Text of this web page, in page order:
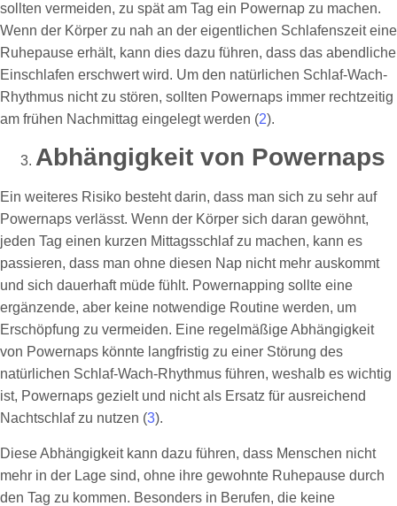
sollten vermeiden, zu spät am Tag ein Powernap zu machen.
Wenn der Körper zu nah an der eigentlichen Schlafenszeit eine
Ruhepause erhält, kann dies dazu führen, dass das abendliche
Einschlafen erschwert wird. Um den natürlichen Schlaf-Wach-
Rhythmus nicht zu stören, sollten Powernaps immer rechtzeitig
am frühen Nachmittag eingelegt werden (2).
Abhängigkeit von Powernaps
Ein weiteres Risiko besteht darin, dass man sich zu sehr auf
Powernaps verlässt. Wenn der Körper sich daran gewöhnt,
jeden Tag einen kurzen Mittagsschlaf zu machen, kann es
passieren, dass man ohne diesen Nap nicht mehr auskommt
und sich dauerhaft müde fühlt. Powernapping sollte eine
ergänzende, aber keine notwendige Routine werden, um
Erschöpfung zu vermeiden. Eine regelmäßige Abhängigkeit
von Powernaps könnte langfristig zu einer Störung des
natürlichen Schlaf-Wach-Rhythmus führen, weshalb es wichtig
ist, Powernaps gezielt und nicht als Ersatz für ausreichend
Nachtschlaf zu nutzen (3).
Diese Abhängigkeit kann dazu führen, dass Menschen nicht
mehr in der Lage sind, ohne ihre gewohnte Ruhepause durch
den Tag zu kommen. Besonders in Berufen, die keine